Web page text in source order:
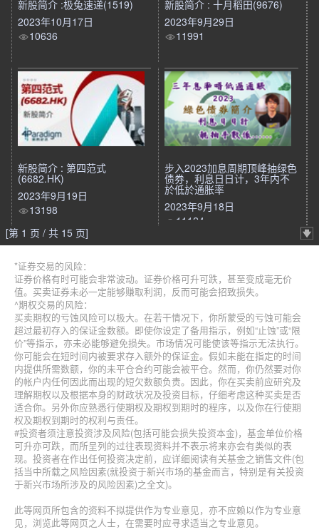
新股简介 :极兔速递(1519)
2023年10月17日
10636
新股简介 : 十月稻田(9676)
2023年9月29日
11991
新股简介 : 第四范式
(6682.HK)
2023年9月19日
13198
步入2023加息周期顶峰抽绿色
债券，利息日日计，3年内不
於低於通胀率
2023年9月18日
11124
[第 1 页 / 共 15 页]
*证券交易的风险：
证券价格有时可能会非常波动。证券价格可升可跌，甚至变成毫无价
值。买卖证券未必一定能够赚取利润，反而可能会招致损失。
^期权交易的风险：
买卖期权的亏蚀风险可以极大。在若干情况下，你所蒙受的亏蚀可能会
超过最初存入的保证金数额。即使你设定了备用指示，例如“止蚀”或“限
价”等指示，亦未必能够避免损失。市场情况可能使该等指示无法执行。
你可能会在短时间内被要求存入额外的保证金。假如未能在指定的时间
内提供所需数额，你的未平仓合约可能会被平仓。然而，你仍然要对你
的帐户内任何因此而出现的短欠数额负责。因此，你在买卖前应研究及
理解期权以及根据本身的财政状况及投资目标，仔细考虑这种买卖是否
适合你。另外你应熟悉行使期权及期权到期时的程序，以及你在行使期
权及期权到期时的权利与责任。
#投资者须注意投资涉及风险(包括可能会损失投资本金)，基金单位价格
可升亦可跌，而所呈列的过往表现资料并不表示将来亦会有类似的表
现。投资者在作出任何投资决定前，应详细阅读有关基金之销售文件(包
括当中所载之风险因素(就投资于新兴市场的基金而言，特别是有关投资
于新兴市场所涉及的风险因素)之全文)。
此等网页所包含的资料不拟提供作为专业意见，亦不应赖以作为专业意
见，浏览此等网页之人士，在需要时应寻求适当之专业意见。